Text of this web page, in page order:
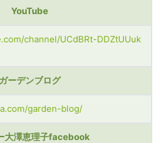
YouTube
channel/UCdBRt-DDZtUUuk
ガーデンブログ
garden-blog/
大澤恵理子facebook